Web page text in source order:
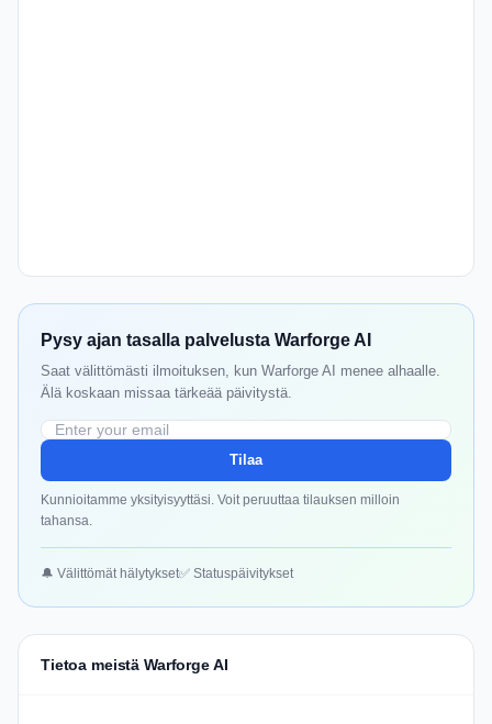
Pysy ajan tasalla palvelusta Warforge AI
Saat välittömästi ilmoituksen, kun Warforge AI menee alhaalle.
Älä koskaan missaa tärkeää päivitystä.
Tilaa
Kunnioitamme yksityisyyttäsi. Voit peruuttaa tilauksen milloin
tahansa.
🔔 Välittömät hälytykset✅ Statuspäivitykset
Tietoa meistä Warforge AI